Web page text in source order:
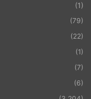
(1)
(79)
(22)
(1)
(7)
(6)